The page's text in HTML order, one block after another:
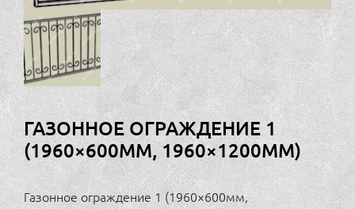
ГАЗОННОЕ ОГРАЖДЕНИЕ 1
(1960×600ММ, 1960×1200ММ)
Газонное ограждение 1 (1960×600мм,